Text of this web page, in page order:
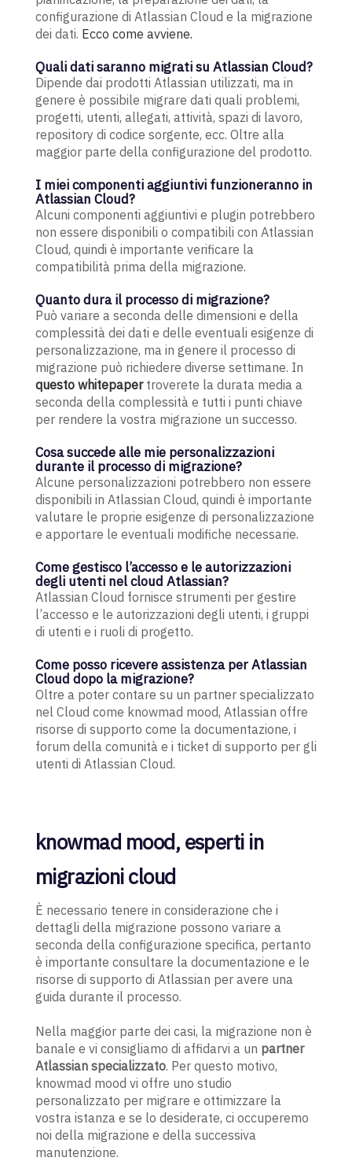
configurazione di Atlassian Cloud e la migrazione
dei dati. Ecco come avviene.
Quali dati saranno migrati su Atlassian Cloud?
Dipende dai prodotti Atlassian utilizzati, ma in
genere è possibile migrare dati quali problemi,
progetti, utenti, allegati, attività, spazi di lavoro,
repository di codice sorgente, ecc. Oltre alla
maggior parte della configurazione del prodotto.
I miei componenti aggiuntivi funzioneranno in
Atlassian Cloud?
Alcuni componenti aggiuntivi e plugin potrebbero
non essere disponibili o compatibili con Atlassian
Cloud, quindi è importante verificare la
compatibilità prima della migrazione.
Quanto dura il processo di migrazione?
Può variare a seconda delle dimensioni e della
complessità dei dati e delle eventuali esigenze di
personalizzazione, ma in genere il processo di
migrazione può richiedere diverse settimane. In
questo whitepapertroverete la durata media a
seconda della complessità e tutti i punti chiave
per rendere la vostra migrazione un successo.
Cosa succede alle mie personalizzazioni
durante il processo di migrazione?
Alcune personalizzazioni potrebbero non essere
disponibili in Atlassian Cloud, quindi è importante
valutare le proprie esigenze di personalizzazione
e apportare le eventuali modifiche necessarie.
Come gestisco l’accesso e le autorizzazioni
degli utenti nel cloud Atlassian?
Atlassian Cloud fornisce strumenti per gestire
l’accesso e le autorizzazioni degli utenti, i gruppi
di utenti e i ruoli di progetto.
Come posso ricevere assistenza per Atlassian
Cloud dopo la migrazione?
Oltre a poter contare su un partner specializzato
nel Cloud come knowmad mood, Atlassian offre
risorse di supporto come la documentazione, i
forum della comunità e i ticket di supporto per gli
utenti di Atlassian Cloud.
knowmad mood, esperti in
migrazioni cloud
È necessario tenere in considerazione che i
dettagli della migrazione possono variare a
seconda della configurazione specifica, pertanto
è importante consultare la documentazione e le
risorse di supporto di Atlassian per avere una
guida durante il processo.
Nella maggior parte dei casi, la migrazione non è
banale e vi consigliamo di affidarvi a un partner
Atlassian specializzato. Per questo motivo,
knowmad mood vi offre uno studio
personalizzato per migrare e ottimizzare la
vostra istanza e se lo desiderate, ci occuperemo
noi della migrazione e della successiva
manutenzione.